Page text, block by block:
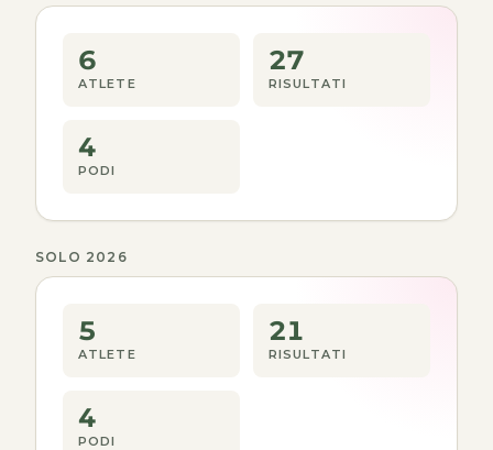
6
ATLETE
27
RISULTATI
4
PODI
SOLO 2026
5
ATLETE
21
RISULTATI
4
PODI